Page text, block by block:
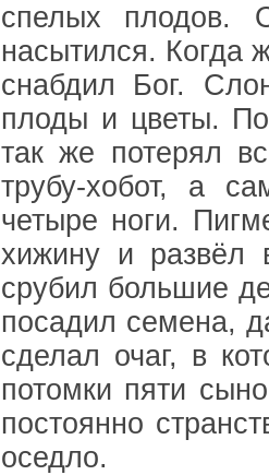
спелых плодов.
насытился. Когда
снабдил Бог.
плоды и цветы.
так же потерял
трубу-хобот, а
четыре ноги.
хижину и развёл
срубил большие
посадил семена,
сделал очаг, в
потомки пяти
постоянно
оседло.